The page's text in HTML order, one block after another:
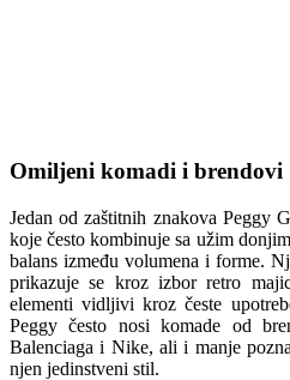
Omiljeni komadi i brendovi
Jedan od zaštitnih znakova Peggy
koje često kombinuje sa užim
balans između volumena i forme.
prikazuje se kroz izbor retro
elementi vidljivi kroz česte
Peggy često nosi komade od
Balenciaga i Nike, ali i manje
njen jedinstveni stil.